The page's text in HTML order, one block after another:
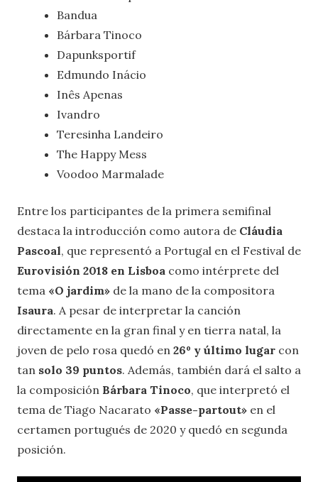
Bandua
Bárbara Tinoco
Dapunksportif
Edmundo Inácio
Inês Apenas
Ivandro
Teresinha Landeiro
The Happy Mess
Voodoo Marmalade
Entre los participantes de la primera semifinal
destaca la introducción como autora de Cláudia
Pascoal, que representó a Portugal en el Festival de
Eurovisión 2018 en Lisboa como intérprete del
tema «O jardim» de la mano de la compositora
Isaura. A pesar de interpretar la canción
directamente en la gran final y en tierra natal, la
joven de pelo rosa quedó en 26º y último lugar con
tan solo 39 puntos. Además, también dará el salto a
la composición Bárbara Tinoco, que interpretó el
tema de Tiago Nacarato «Passe-partout» en el
certamen portugués de 2020 y quedó en segunda
posición.